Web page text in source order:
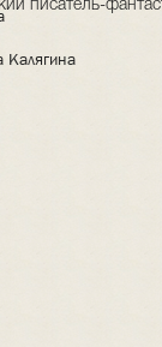
писатель-
Калягина